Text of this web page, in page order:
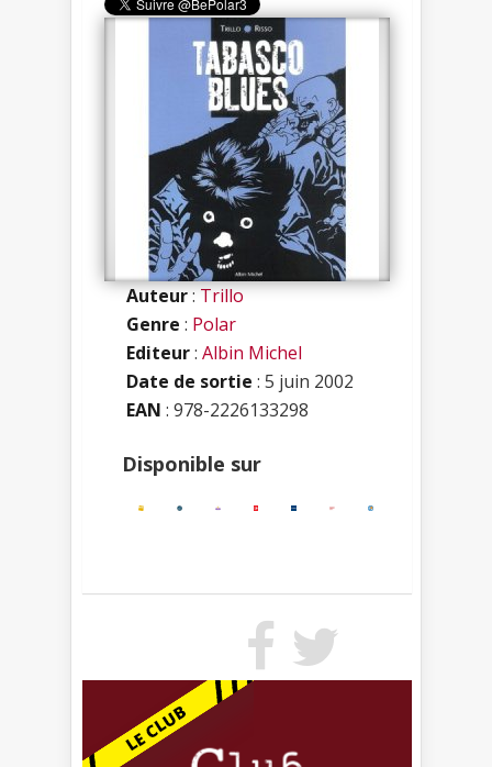
Auteur:Trillo
Genre : Polar
Editeur: Albin Michel
Date de sortie : 5 juin 2002
EAN : 978-2226133298
Disponible sur